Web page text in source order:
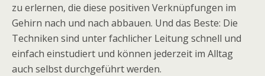
zu erlernen, die diese positiven Verknüpfungen im
Gehirn nach und nach abbauen. Und das Beste: Die
Techniken sind unter fachlicher Leitung schnell und
einfach einstudiert und können jederzeit im Alltag
auch selbst durchgeführt werden.